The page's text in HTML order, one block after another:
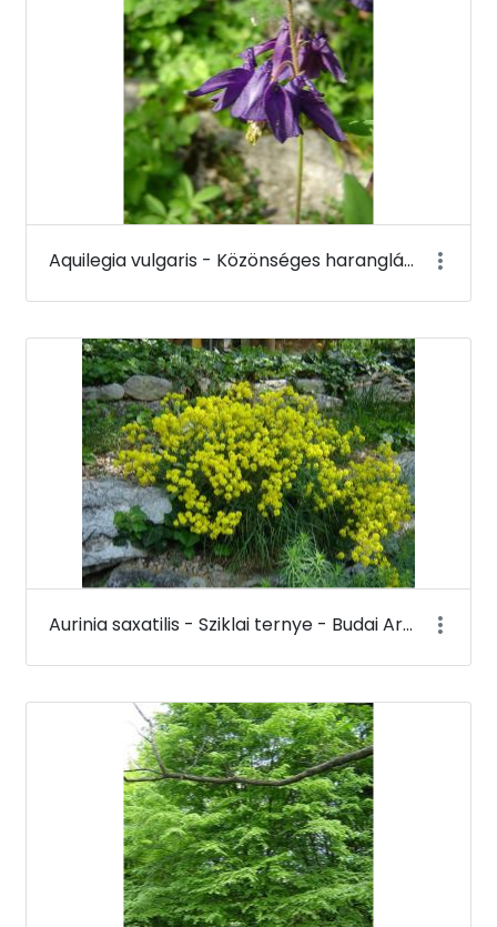
Aquilegia vulgaris - Közönséges harangláb - Budai Arborétum
Aurinia saxatilis - Sziklai ternye - Budai Arborétum